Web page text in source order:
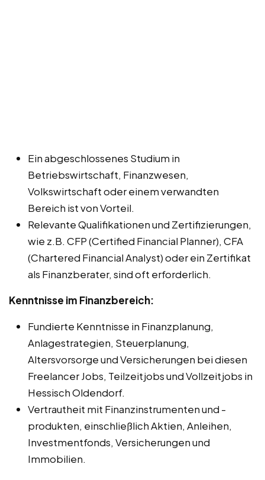
Ein abgeschlossenes Studium in
Betriebswirtschaft, Finanzwesen,
Volkswirtschaft oder einem verwandten
Bereich ist von Vorteil.
Relevante Qualifikationen und Zertifizierungen,
wie z.B. CFP (Certified Financial Planner), CFA
(Chartered Financial Analyst) oder ein Zertifikat
als Finanzberater, sind oft erforderlich.
Kenntnisse im Finanzbereich:
Fundierte Kenntnisse in Finanzplanung,
Anlagestrategien, Steuerplanung,
Altersvorsorge und Versicherungen bei diesen
Freelancer Jobs, Teilzeitjobs und Vollzeitjobs in
Hessisch Oldendorf.
Vertrautheit mit Finanzinstrumenten und -
produkten, einschließlich Aktien, Anleihen,
Investmentfonds, Versicherungen und
Immobilien.